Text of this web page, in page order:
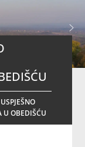
U OBEDIŠĆU